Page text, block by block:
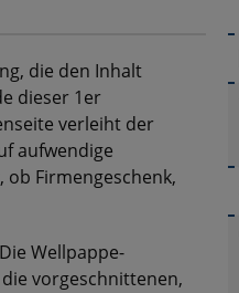
die den Inhalt
dieser 1er
verleiht der
aufwendige
ob Firmengeschenk,
Wellpappe-
vorgeschnittenen,